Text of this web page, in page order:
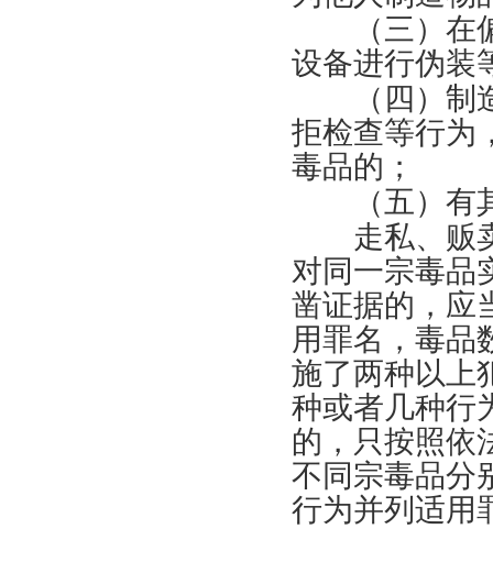
（三）在偏
设备进行伪装
（四）制造
拒检查等行为
毒品的；
（五）有其
走私、贩卖
对同一宗毒品
凿证据的，应
用罪名，毒品
施了两种以上
种或者几种行
的，只按照依
不同宗毒品分
行为并列适用